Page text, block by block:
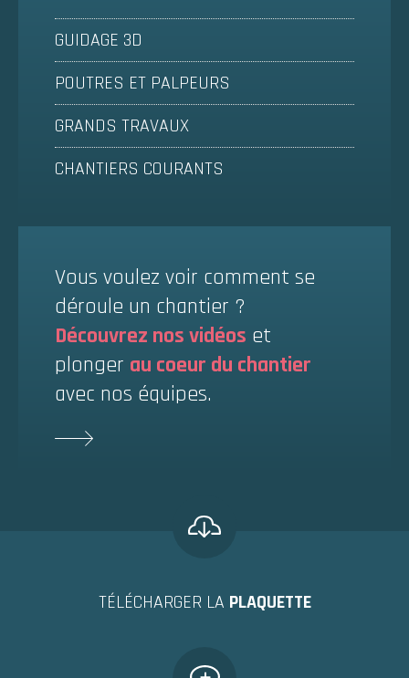
GUIDAGE 3D
POUTRES ET PALPEURS
GRANDS TRAVAUX
CHANTIERS COURANTS
Vous voulez voir comment se
déroule un chantier ?
Découvrez nos vidéos et
plonger au coeur du chantier
avec nos équipes.
TÉLÉCHARGER LA PLAQUETTE